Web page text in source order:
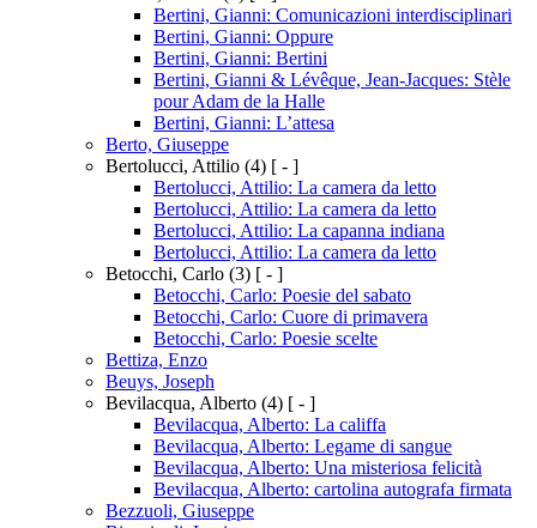
Bertini, Gianni: Comunicazioni interdisciplinari
Bertini, Gianni: Oppure
Bertini, Gianni: Bertini
Bertini, Gianni & Lévêque, Jean-Jacques: Stèle
pour Adam de la Halle
Bertini, Gianni: L’attesa
Berto, Giuseppe
Bertolucci, Attilio (4) [ - ]
Bertolucci, Attilio: La camera da letto
Bertolucci, Attilio: La camera da letto
Bertolucci, Attilio: La capanna indiana
Bertolucci, Attilio: La camera da letto
Betocchi, Carlo (3) [ - ]
Betocchi, Carlo: Poesie del sabato
Betocchi, Carlo: Cuore di primavera
Betocchi, Carlo: Poesie scelte
Bettiza, Enzo
Beuys, Joseph
Bevilacqua, Alberto (4) [ - ]
Bevilacqua, Alberto: La califfa
Bevilacqua, Alberto: Legame di sangue
Bevilacqua, Alberto: Una misteriosa felicità
Bevilacqua, Alberto: cartolina autografa firmata
Bezzuoli, Giuseppe